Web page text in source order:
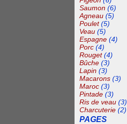
Saumon (6)
Agneau (5)
Poulet(5)
Veau (5)
Espagne (4)
Porc (4)
Rouget(4)
Bûche (3)
Lapin (3)
Macarons (3)
Maroc (3)
Pintade (3)
Ris de veau (3)
Charcuterie (2)
PAGES